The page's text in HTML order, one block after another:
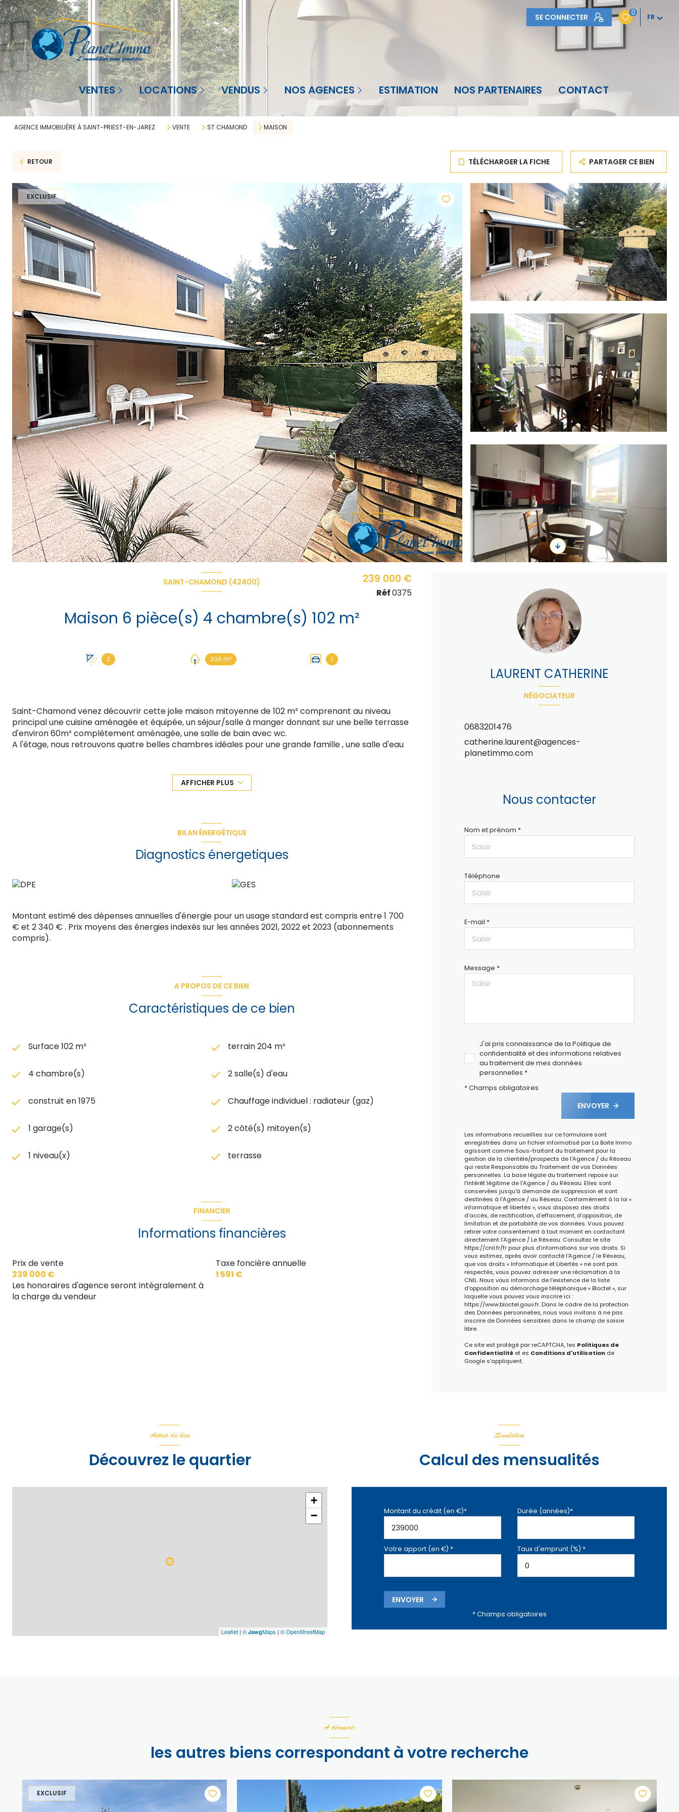
SE CONNECTER 0
FR
VENTES
Agence à St-Priest-en-Jarez
Agence à La Réunion
LOCATIONS
Saint-Priest-en-Jarez
La Réunion
VENDUS
Saint-Priest-en-Jarez
La Réunion
NOS AGENCES
Agence à La Réunion
Agence en Martinique
ESTIMATION NOS PARTENAIRES CONTACT
AGENCE IMMOBILIÈRE À SAINT-PRIEST-EN-JAREZ VENTE ST CHAMOND MAISON
RETOUR TÉLÉCHARGER LA FICHE PARTAGER CE BIEN
EXCLUSIF
SAINT-CHAMOND (42400)
Maison 6 pièce(s) 4 chambre(s) 102 m²
2 204 m² 1
239 000 €
Réf0375
Saint-Chamond venez découvrir cette jolie maison mitoyenne de 102 m² comprenant au niveau
principal une cuisine aménagée et équipée, un séjour/salle à manger donnant sur une belle terrasse
d'environ 60m² complètement aménagée, une salle de bain avec wc.
A l'étage, nous retrouvons quatre belles chambres idéales pour une grande famille , une salle d'eau
N'attendez pas pour visiter et contactez nous :
Le bien n'est pas soumis au régime de la copropriété et les honoraires sont à la charge vendeur
Les risques auxquels est exposé ce bien sont consultables surb le site Géorisques :
AFFICHER PLUS
BILAN ÉNERGÉTIQUE
Diagnostics énergetiques
Montant estimé des dépenses annuelles d'énergie pour un usage standard est compris entre 1 700
€ et 2 340 € . Prix moyens des énergies indexés sur les années 2021, 2022 et 2023 (abonnements
compris).
A PROPOS DE CE BIEN
Caractéristiques de ce bien
Surface 102 m² terrain 204 m²
4 chambre(s) 2 salle(s) d'eau
construit en 1975 Chauffage individuel : radiateur (gaz)
1 garage(s) 2 côté(s) mitoyen(s)
1 niveau(x) terrasse
FINANCIER
Informations financières
Prix de vente
239 000 €
Les honoraires d'agence seront intégralement à
la charge du vendeur
Taxe foncière annuelle
1 591 €
NÉGOCIATEUR
LAURENT CATHERINE
0683201476
catherine.laurent@agences-
planetimmo.com
Nous contacter
Nom et prénom *
Téléphone
E-mail *
Message *
J'ai pris connaissance de la Politique de
confidentialité et des informations relatives
au traitement de mes données
personnelles *
* Champs obligatoires
ENVOYER
Les informations recueillies sur ce formulaire sont
enregistrées dans un fichier informatisé par La Boite Immo
agissant comme Sous-traitant du traitement pour la
gestion de la clientèle/prospects de l'Agence / du Réseau
qui reste Responsable du Traitement de vos Données
personnelles. La base légale du traitement repose sur
l'intérêt légitime de l'Agence / du Réseau. Elles sont
conservées jusqu'à demande de suppression et sont
destinées à l'Agence / au Réseau. Conformément à la loi «
informatique et libertés », vous disposez des droits
d’accès, de rectification, d’effacement, d’opposition, de
limitation et de portabilité de vos données. Vous pouvez
retirer votre consentement à tout moment en contactant
directement l’Agence / Le Réseau. Consultez le site
https://cnil.fr/frpour plus d’informations sur vos droits. Si
vous estimez, après avoir contacté l'Agence / le Réseau,
que vos droits « Informatique et Libertés » ne sont pas
respectés, vous pouvez adresser une réclamation à la
CNIL. Nous vous informons de l’existence de la liste
d'opposition au démarchage téléphonique « Bloctel », sur
laquelle vous pouvez vous inscrire ici :
https://www.bloctel.gouv.fr. Dans le cadre de la protection
des Données personnelles, nous vous invitons à ne pas
inscrire de Données sensibles dans le champ de saisie
libre.
Ce site est protégé par reCAPTCHA, les Politiques de
Confidentialitéet es Conditions d'utilisation de
Google s'appliquent.
Autour du bien
Découvrez le quartier
+
−
Leaflet | © JawgMaps | © OpenStreetMap
Simulation
Calcul des mensualités
Montant du crédit (en €)* Durée (années)*
Votre apport (en €) * Taux d'emprunt (%) *
ENVOYER
* Champs obligatoires
A découvrir
les autres biens correspondant à votre recherche
EXCLUSIF